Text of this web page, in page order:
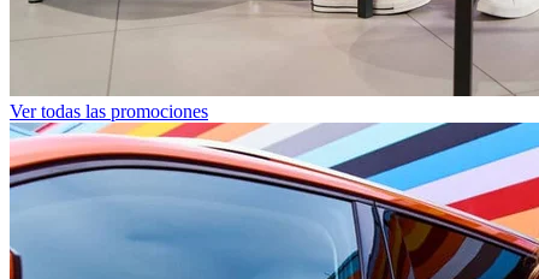
Ver todas las promociones